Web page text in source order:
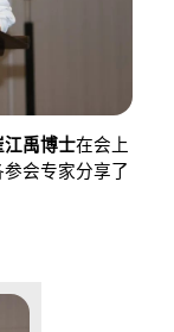
江禹博士在会上
会专家分享了